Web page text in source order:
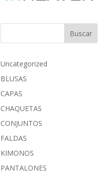
Buscar
Uncategorized
BLUSAS
CAPAS
CHAQUETAS
CONJUNTOS
FALDAS
KIMONOS
PANTALONES